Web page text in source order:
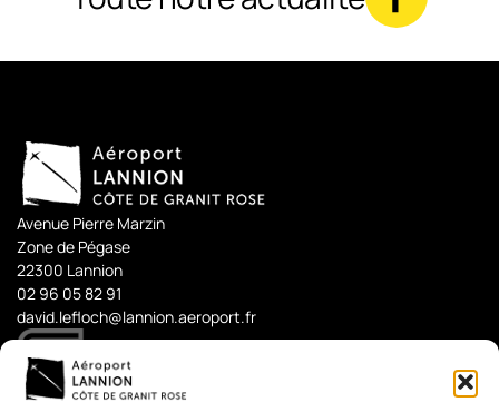
Avenue Pierre Marzin
Zone de Pégase
22300 Lannion
02 96 05 82 91
david.lefloch@lannion.aeroport.fr